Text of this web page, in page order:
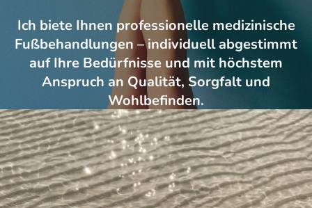
Ich biete Ihnen professionelle medizinische
Fußbehandlungen – individuell abgestimmt
auf Ihre Bedürfnisse und mit höchstem
Anspruch an Qualität, Sorgfalt und
Wohlbefinden.